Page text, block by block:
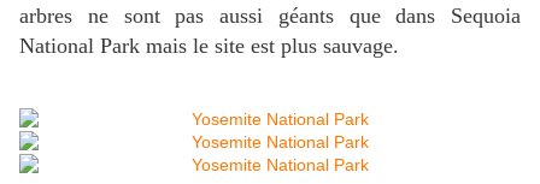
arbres ne sont pas aussi géants que dans Sequoia
National Park mais le site est plus sauvage.